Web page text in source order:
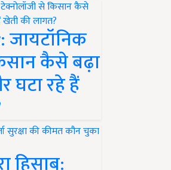
जायटॉनिक
कैसे बढ़ा
घटा रहे हैं